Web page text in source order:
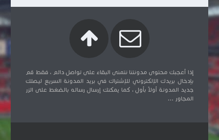
إذا أعجبك محتوى مدونتنا نتمنى البقاء على تواصل دائم ، فقط قم
بإدخال بريدك الإلكتروني للإشتراك في بريد المدونة السريع ليصلك
جديد المدونة أولاً بأول ، كما يمكنك إرسال رساله بالضغط على الزر
المجاور ...